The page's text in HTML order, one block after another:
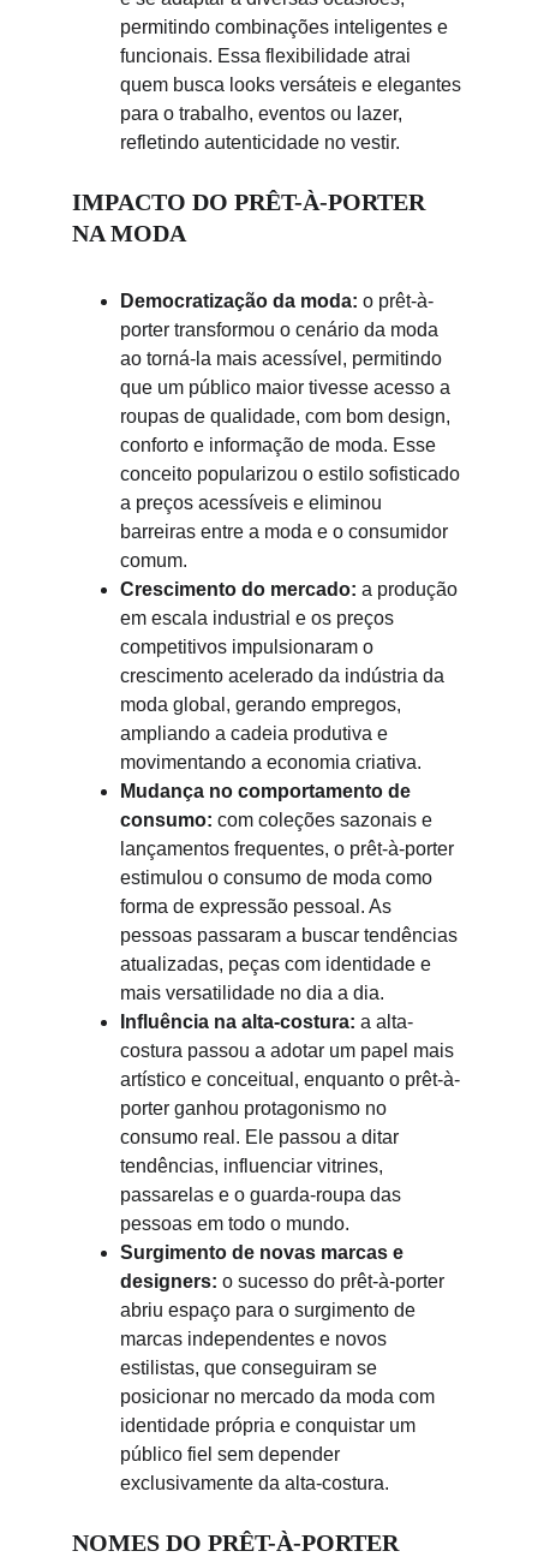
permitindo combinações inteligentes e
funcionais. Essa flexibilidade atrai
quem busca looks versáteis e elegantes
para o trabalho, eventos ou lazer,
refletindo autenticidade no vestir.
IMPACTO DO PRÊT-À-PORTER
NA MODA
Democratização da moda: o prêt-à-
porter transformou o cenário da moda
ao torná-la mais acessível, permitindo
que um público maior tivesse acesso a
roupas de qualidade, com bom design,
conforto e informação de moda. Esse
conceito popularizou o estilo sofisticado
a preços acessíveis e eliminou
barreiras entre a moda e o consumidor
comum.
Crescimento do mercado: a produção
em escala industrial e os preços
competitivos impulsionaram o
crescimento acelerado da indústria da
moda global, gerando empregos,
ampliando a cadeia produtiva e
movimentando a economia criativa.
Mudança no comportamento de
consumo: com coleções sazonais e
lançamentos frequentes, o prêt-à-porter
estimulou o consumo de moda como
forma de expressão pessoal. As
pessoas passaram a buscar tendências
atualizadas, peças com identidade e
mais versatilidade no dia a dia.
Influência na alta-costura: a alta-
costura passou a adotar um papel mais
artístico e conceitual, enquanto o prêt-à-
porter ganhou protagonismo no
consumo real. Ele passou a ditar
tendências, influenciar vitrines,
passarelas e o guarda-roupa das
pessoas em todo o mundo.
Surgimento de novas marcas e
designers: o sucesso do prêt-à-porter
abriu espaço para o surgimento de
marcas independentes e novos
estilistas, que conseguiram se
posicionar no mercado da moda com
identidade própria e conquistar um
público fiel sem depender
exclusivamente da alta-costura.
NOMES DO PRÊT-À-PORTER